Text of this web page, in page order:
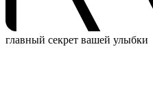
главный секрет вашей улыбки